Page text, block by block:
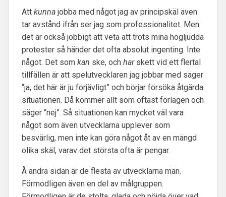
Att kunnajobba med något jag av principskäl även
tar avstånd ifrån ser jag som professionalitet. Men
det är också jobbigt att veta att trots mina högljudda
protester så händer det ofta absolut ingenting. Inte
något. Det som kan ske, och harskett vid ett flertal
tillfällen är att spelutvecklaren jag jobbar med säger
“ja, det här är ju förjävligt” och börjar försöka åtgärda
situationen. Då kommer allt som oftast förlagen och
säger “nej”. Så situationen kan mycket väl vara
något som även utvecklarna upplever som
besvärlig, men inte kan göra något åt av en mängd
olika skäl, varav det största ofta är pengar.
Å andra sidan är de flesta av utvecklarna män.
Förmodligen även en del av målgruppen.